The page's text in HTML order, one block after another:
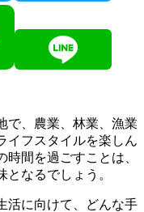
で、農業、林業、漁業
イフスタイルを楽しん
間を過ごすことは、
なるでしょう。
活に向けて、どんな手